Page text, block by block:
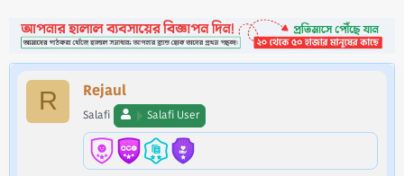
d
s
t
a
r
t
d
a
t
e
R Rejaul
Salafi Salafi User